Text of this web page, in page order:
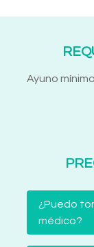
Ayuno
¿Puedo
médico?